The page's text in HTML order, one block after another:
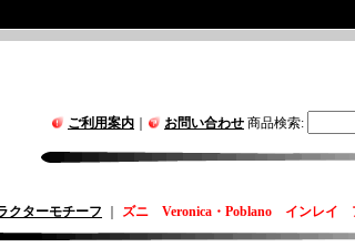
ご利用案内 お問い合わせ 商品検索:
クターモチーフ ズニ Veronica・Poblano インレイ